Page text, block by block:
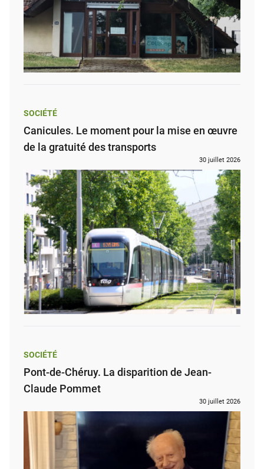
SOCIÉTÉ
Canicules. Le moment pour la mise en œuvre
de la gratuité des transports
30 juillet 2026
SOCIÉTÉ
Pont-de-Chéruy. La disparition de Jean-
Claude Pommet
30 juillet 2026